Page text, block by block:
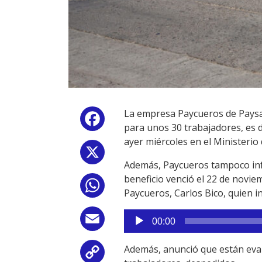
Facebook
WhatsApp
Copy
La empresa Paycueros de
para unos 30 trabajadores, es
ayer miércoles en el Ministerio
Además, Paycueros tampoco
beneficio venció el 22 de
Paycueros, Carlos Bico, quien
Reproductor
de
audio
00:00
Además, anunció que están